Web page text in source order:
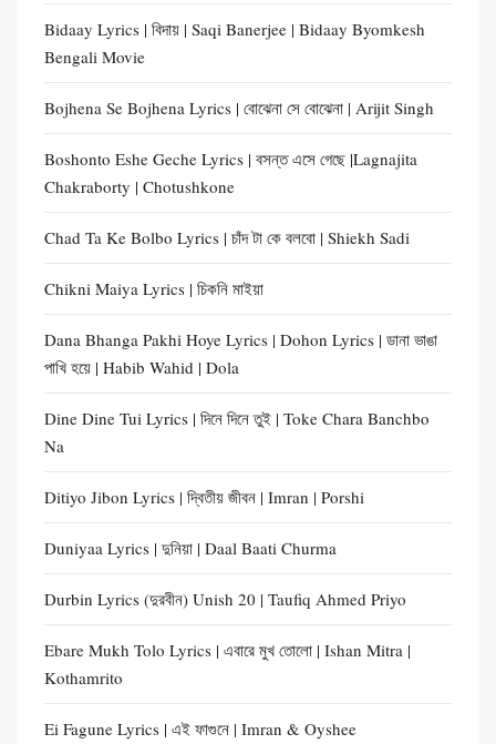
Bidaay Lyrics | বিদায় | Saqi Banerjee | Bidaay Byomkesh
Bengali Movie
Bojhena Se Bojhena Lyrics | বোঝেনা সে বোঝেনা | Arijit Singh
Boshonto Eshe Geche Lyrics | বসন্ত এসে গেছে |Lagnajita
Chakraborty | Chotushkone
Chad Ta Ke Bolbo Lyrics | চাঁদ টা কে বলবো | Shiekh Sadi
Chikni Maiya Lyrics | চিকনি মাইয়া
Dana Bhanga Pakhi Hoye Lyrics | Dohon Lyrics | ডানা ভাঙা
পাখি হয়ে | Habib Wahid | Dola
Dine Dine Tui Lyrics | দিনে দিনে তুই | Toke Chara Banchbo
Na
Ditiyo Jibon Lyrics | দ্বিতীয় জীবন | Imran | Porshi
Duniyaa Lyrics | দুনিয়া | Daal Baati Churma
Durbin Lyrics (দুরবীন) Unish 20 | Taufiq Ahmed Priyo
Ebare Mukh Tolo Lyrics | এবারে মুখ তোলো | Ishan Mitra |
Kothamrito
Ei Fagune Lyrics | এই ফাগুনে | Imran & Oyshee